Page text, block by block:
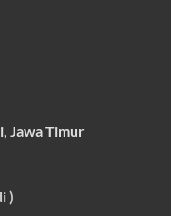
Jawa Timur
)